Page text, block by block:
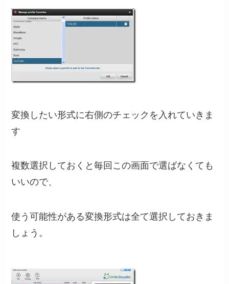
変換したい形式に右側のチェックを入れていきま
す
複数選択しておくと毎回この画面で選ばなくても
いいので、
使う可能性がある変換形式は全て選択しておきま
しょう。